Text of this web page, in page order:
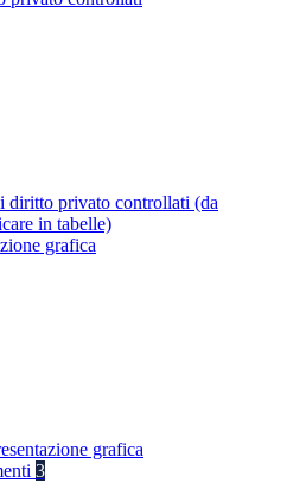
diritto privato controllati (da
in tabelle)
grafica
grafica
3